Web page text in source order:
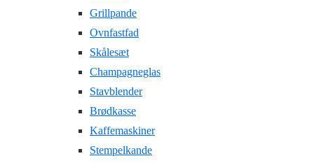
Grillpande
Ovnfastfad
Skålesæt
Champagneglas
Stavblender
Brødkasse
Kaffemaskiner
Stempelkande